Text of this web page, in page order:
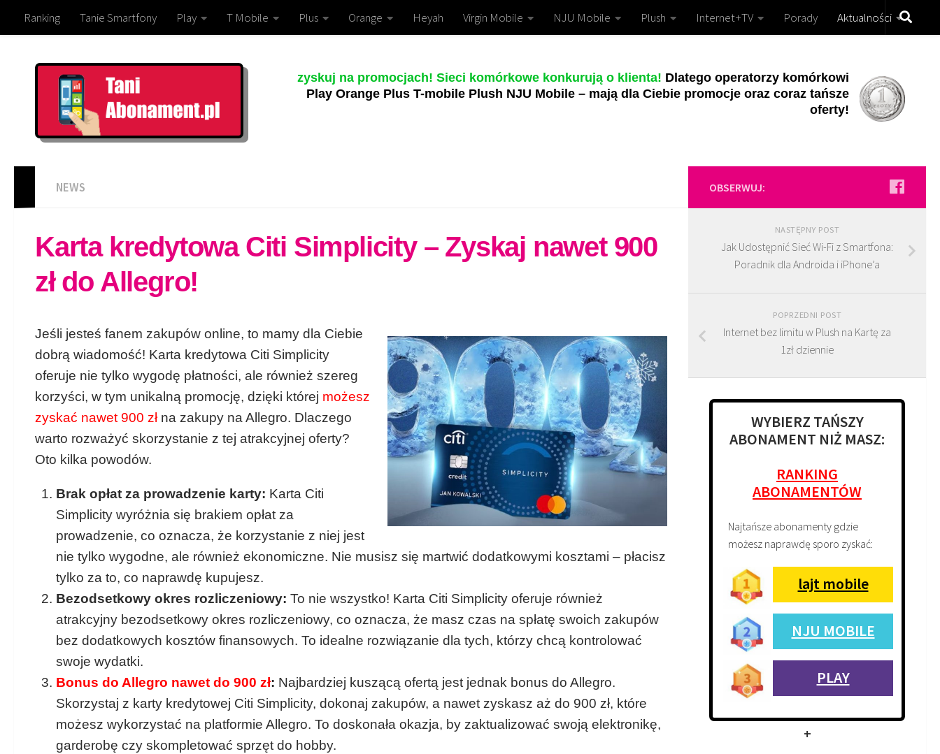
Ranking Tanie Smartfony Play T Mobile Plus Orange Heyah Virgin Mobile NJU Mobile Plush Internet+TV Porady Aktualności
zyskuj na promocjach! Sieci komórkowe konkurują o klienta! Dlatego operatorzy komórkowi
Play Orange Plus T-mobile Plush NJU Mobile – mają dla Ciebie promocje oraz coraz tańsze
oferty!
NEWS
Karta kredytowa Citi Simplicity – Zyskaj nawet 900
zł do Allegro!
Jeśli jesteś fanem zakupów online, to mamy dla Ciebie
dobrą wiadomość! Karta kredytowa Citi Simplicity
oferuje nie tylko wygodę płatności, ale również szereg
korzyści, w tym unikalną promocję, dzięki której możesz
zyskać nawet 900 zł na zakupy na Allegro. Dlaczego
warto rozważyć skorzystanie z tej atrakcyjnej oferty?
Oto kilka powodów.
Brak opłat za prowadzenie karty: Karta Citi
Simplicity wyróżnia się brakiem opłat za
prowadzenie, co oznacza, że korzystanie z niej jest
nie tylko wygodne, ale również ekonomiczne. Nie musisz się martwić dodatkowymi kosztami – płacisz
tylko za to, co naprawdę kupujesz.
Bezodsetkowy okres rozliczeniowy: To nie wszystko! Karta Citi Simplicity oferuje również
atrakcyjny bezodsetkowy okres rozliczeniowy, co oznacza, że masz czas na spłatę swoich zakupów
bez dodatkowych kosztów finansowych. To idealne rozwiązanie dla tych, którzy chcą kontrolować
swoje wydatki.
Bonus do Allegro nawet do 900 zł: Najbardziej kuszącą ofertą jest jednak bonus do Allegro.
Skorzystaj z karty kredytowej Citi Simplicity, dokonaj zakupów, a nawet zyskasz aż do 900 zł, które
możesz wykorzystać na platformie Allegro. To doskonała okazja, by zaktualizować swoją elektronikę,
garderobę czy skompletować sprzęt do hobby.
OBSERWUJ:
NASTĘPNY POST
Jak Udostępnić Sieć Wi-Fi z Smartfona:
Poradnik dla Androida i iPhone’a
POPRZEDNI POST
Internet bez limitu w Plush na Kartę za
1zł dziennie
WYBIERZ TAŃSZY
ABONAMENT NIŻ MASZ:
RANKING
ABONAMENTÓW
Najtańsze abonamenty gdzie
możesz naprawdę sporo zyskać:
lajt mobile
NJU MOBILE
PLAY
+